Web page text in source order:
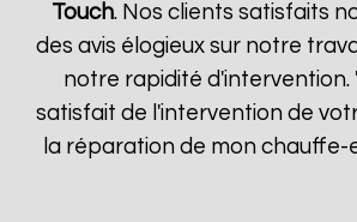
Touch. Nos clients satisfaits
des avis élogieux sur notre
notre rapidité d'intervention.
satisfait de l'intervention de
la réparation de mon chauffe-